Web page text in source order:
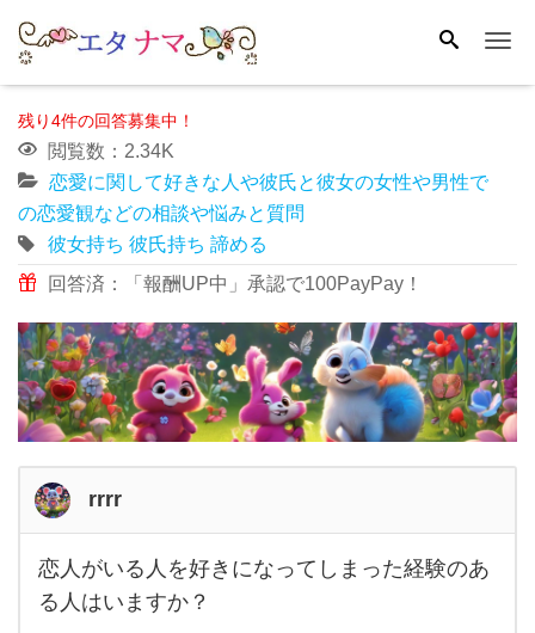
残り4件の回答募集中！
閲覧数：2.34K
恋愛に関して好きな人や彼氏と彼女の女性や男性で
の恋愛観などの相談や悩みと質問
彼女持ち 彼氏持ち 諦める
回答済：「報酬UP中」承認で100PayPay！
rrrr
恋人
恋人がいる人を好きになってしまった経験のあ
る人はいますか？